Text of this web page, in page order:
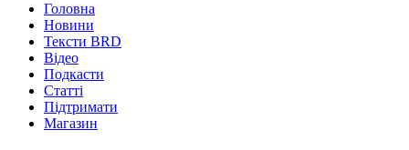
Головна
Новини
Тексти BRD
Відео
Подкасти
Статті
Підтримати
Магазин